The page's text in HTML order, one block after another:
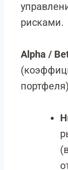
рисками.
Alpha /